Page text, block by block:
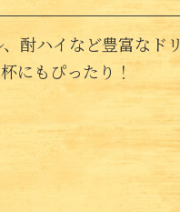
酎ハイなど豊富なドリ
にもぴったり！